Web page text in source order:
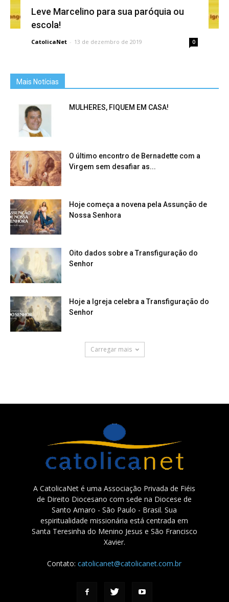
Leve Marcelino para sua paróquia ou
escola!
CatolicaNet - 13 de dezembro de 2019 0
Mais Notícias
MULHERES, FIQUEM EM CASA!
O último encontro de Bernadette com a
Virgem sem desafiar as...
Hoje começa a novena pela Assunção de
Nossa Senhora
Oito dados sobre a Transfiguração do
Senhor
Hoje a Igreja celebra a Transfiguração do
Senhor
Carregar mais
A CatolicaNet é uma Associação Privada de Fiéis
de Direito Diocesano com sede na Diocese de
Santo Amaro - São Paulo - Brasil. Sua
espiritualidade missionária está centrada em
Santa Teresinha do Menino Jesus e São Francisco
Xavier.
Contato:catolicanet@catolicanet.com.br